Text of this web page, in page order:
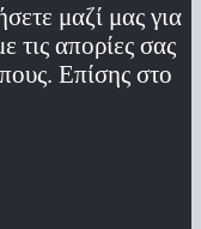
μαζί μας για
τις απορίες σας
Επίσης στο